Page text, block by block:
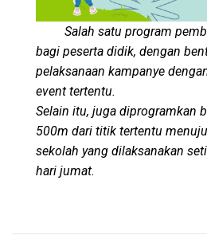
Salah satu program
bagi peserta didik, dengan
pelaksanaan kampanye
event tertentu.
Selain itu, juga diprogramkan
500m dari titik tertentu
sekolah yang dilaksanakan
hari jumat.